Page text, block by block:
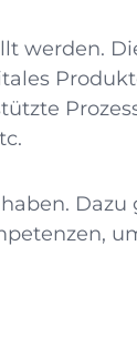
werden.
haben. Dazu